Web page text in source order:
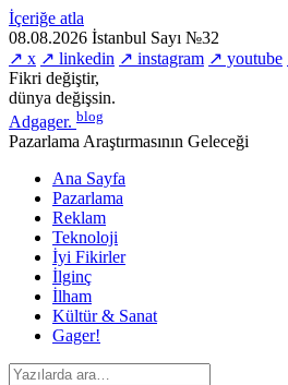
İçeriğe atla
08.08.2026 İstanbul Sayı №32
↗ x ↗ linkedin ↗ instagram ↗ youtube
Fikri değiştir,
dünya değişsin.
Adgager. blog
Pazarlama Araştırmasının Geleceği
Ana Sayfa
Pazarlama
Reklam
Teknoloji
İyi Fikirler
İlginç
İlham
Kültür & Sanat
Gager!